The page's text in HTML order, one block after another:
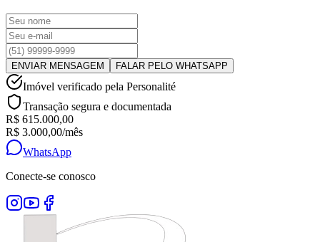
ENVIAR MENSAGEM FALAR PELO WHATSAPP
Imóvel verificado pela Personalité
Transação segura e documentada
R$ 615.000,00
R$ 3.000,00/mês
WhatsApp
Conecte-se conosco